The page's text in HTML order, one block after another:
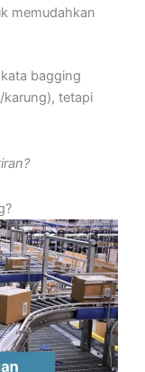
memudahkan
bagging
karung), tetapi